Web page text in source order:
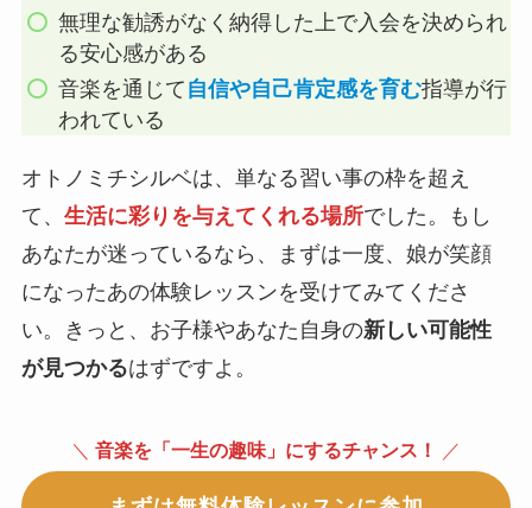
無理な勧誘がなく納得した上で入会を決められ
る安心感がある
音楽を通じて 自信や自己肯定感を育む指導が行
われている
オトノミチシルベは、単なる習い事の枠を超え
て、 生活に彩りを与えてくれる場所でした。もし
あなたが迷っているなら、まずは一度、娘が笑顔
になったあの体験レッスンを受けてみてくださ
い。きっと、お子様やあなた自身の新しい可能性
が見つかるはずですよ。
＼ 音楽を「一生の趣味」にするチャンス！ ／